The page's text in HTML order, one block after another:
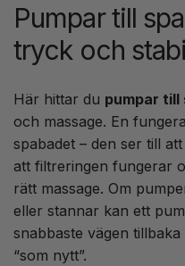
Pumpar till
tryck och
Här hittar du pumpar till
och massage. En
spabadet – den ser till
att filtreringen fungerar
rätt massage. Om
eller stannar kan ett
snabbaste vägen
“som nytt”.